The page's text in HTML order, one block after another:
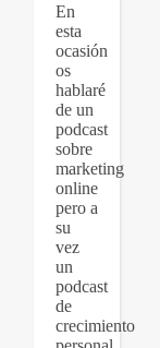
En
esta
ocasión
os
hablaré
de un
podcast
sobre
marketing
online
pero a
su
vez
un
podcast
de
crecimiento